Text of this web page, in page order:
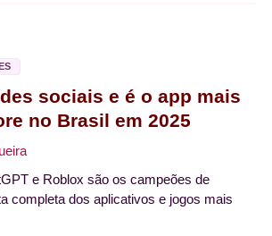
sociais e é o app mais
no Brasil em 2025
e Roblox são os campeões de
completa dos aplicativos e jogos mais